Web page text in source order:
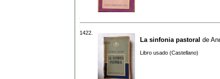
1422.
La sinfonia pastoral de
Libro usado (Castellano)